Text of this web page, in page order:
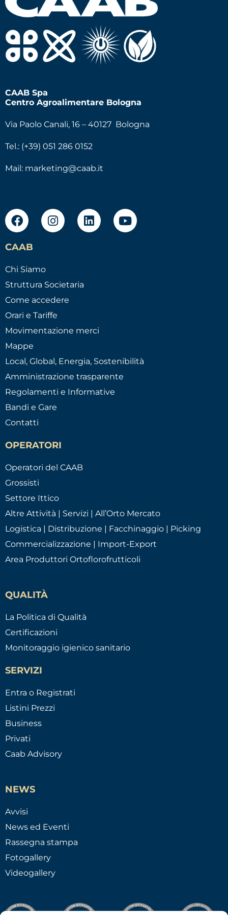
CAAB Spa
Centro Agroalimentare Bologna
Via Paolo Canali, 16 – 40127 Bologna
Tel.: (+39) 051 286 0152
Mail: marketing@caab.it
CAAB
Chi Siamo
Struttura Societaria
Come accedere
Orari e Tariffe
Movimentazione merci
Mappe
Local, Global, Energia, Sostenibilità
Amministrazione trasparente
Regolamenti e Informative
Bandi e Gare
Contatti
OPERATORI
Operatori del CAAB
Grossisti
Settore Ittico
Altre Attività | Servizi | All’Orto Mercato
Logistica | Distribuzione | Facchinaggio | Picking
Commercializzazione | Import-Export
Area Produttori Ortoflorofrutticoli
QUALITÀ
La Politica di Qualità
Certificazioni
Monitoraggio igienico sanitario
SERVIZI
Entra o Registrati
Listini Prezzi
Business
Privati
Caab Advisory
NEWS
Avvisi
News ed Eventi
Rassegna stampa
Fotogallery
Videogallery